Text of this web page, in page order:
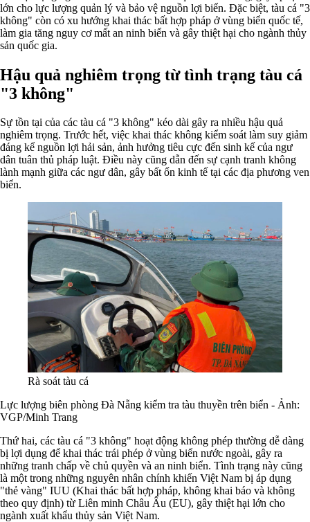
lớn cho lực lượng quản lý và bảo vệ nguồn lợi biển. Đặc biệt, tàu cá "3
không" còn có xu hướng khai thác bất hợp pháp ở vùng biển quốc tế,
làm gia tăng nguy cơ mất an ninh biển và gây thiệt hại cho ngành thủy
sản quốc gia.
Hậu quả nghiêm trọng từ tình trạng tàu cá
"3 không"
Sự tồn tại của các tàu cá "3 không" kéo dài gây ra nhiều hậu quả
nghiêm trọng. Trước hết, việc khai thác không kiểm soát làm suy giảm
đáng kể nguồn lợi hải sản, ảnh hưởng tiêu cực đến sinh kế của ngư
dân tuân thủ pháp luật. Điều này cũng dẫn đến sự cạnh tranh không
lành mạnh giữa các ngư dân, gây bất ổn kinh tế tại các địa phương ven
biển.
Rà soát tàu cá
Lực lượng biên phòng Đà Nẵng kiểm tra tàu thuyền trên biển - Ảnh:
VGP/Minh Trang
Thứ hai, các tàu cá "3 không" hoạt động không phép thường dễ dàng
bị lợi dụng để khai thác trái phép ở vùng biển nước ngoài, gây ra
những tranh chấp về chủ quyền và an ninh biển. Tình trạng này cũng
là một trong những nguyên nhân chính khiến Việt Nam bị áp dụng
"thẻ vàng" IUU (Khai thác bất hợp pháp, không khai báo và không
theo quy định) từ Liên minh Châu Âu (EU), gây thiệt hại lớn cho
ngành xuất khẩu thủy sản Việt Nam.